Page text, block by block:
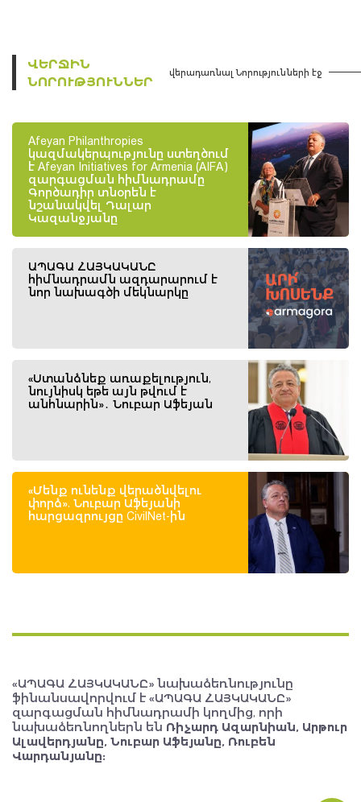
ՎԵՐՋԻՆ
ՆՈՐՈՒԹՅՈՒՆՆԵՐ
վերադառնալ Նորությունների էջ
Afeyan Philanthropies
կազմակերպությունը ստեղծում
է Afeyan Initiatives for Armenia (AIFA)
զարգացման հիմնադրամը
Գործադիր տնօրեն է
նշանակվել Դալար
Կազանջյանը
ԱՊԱԳԱ ՀԱՅԿԱԿԱՆԸ
հիմնադրամն ազդարարում է
նոր նախագծի մեկնարկը
«Ստանձնեք առաքելություն,
նույնիսկ եթե այն թվում է
անհնարին»․ Նուբար Աֆեյան
«Մենք ունենք վերածնվելու
փորձ». Նուբար Աֆեյանի
հարցազրույցը CivilNet-ին
«ԱՊԱԳԱ ՀԱՅԿԱԿԱՆԸ» նախաձեռնությունը
ֆինանսավորվում է «ԱՊԱԳԱ ՀԱՅԿԱԿԱՆԸ»
զարգացման հիմնադրամի կողմից, որի
նախաձեռնողներն են Ռիչարդ Ազարնիան, Արթուր
Ալավերդյանը, Նուբար Աֆեյանը, Ռուբեն
Վարդանյանը: